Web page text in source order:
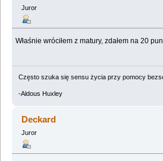
Juror
Właśnie wróciłem z matury, zdałem na 20
Często szuka się sensu życia przy pomocy
-Aldous Huxley
Deckard
Juror